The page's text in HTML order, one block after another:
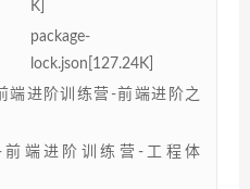
K]
package-
lock.json[127.24K]
端进阶训练营-前端进阶之
端进阶训练营-工程体